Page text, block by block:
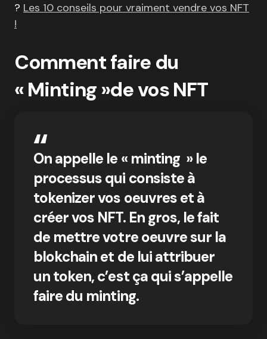
? Les 10 conseils pour vraiment vendre vos NFT
!
Comment faire du
« Minting »de vos NFT
On appelle le « minting » le
processus qui consiste à
tokenizer vos oeuvres et à
créer vos NFT. En gros, le fait
de mettre votre oeuvre sur la
blokchain et de lui attribuer
un token, c’est ça qui s’appelle
faire du minting.